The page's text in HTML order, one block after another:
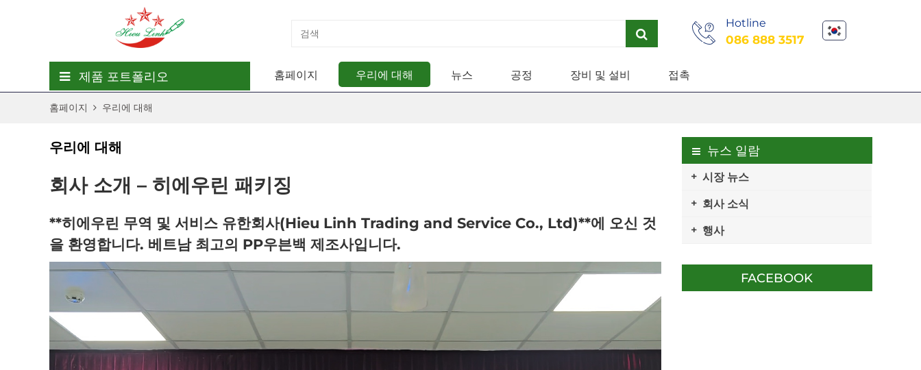
Hotline
086 888 3517
제품 포트폴리오
플라스틱 비즈
홈페이지 우리에 대해 뉴스 공정 장비 및 설비 접촉
홈페이지 우리에 대해
우리에 대해
회사 소개 – 히에우린 패키징
**히에우린 무역 및 서비스 유한회사(Hieu Linh Trading and Service Co., Ltd)**에 오신 것
을 환영합니다. 베트남 최고의 PP우븐백 제조사입니다.
뉴스 일람
시장 뉴스
회사 소식
행사
FACEBOOK